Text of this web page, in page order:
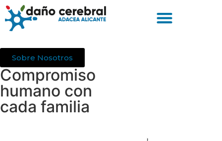
Sobre Nosotros
Compromiso
humano con
cada familia